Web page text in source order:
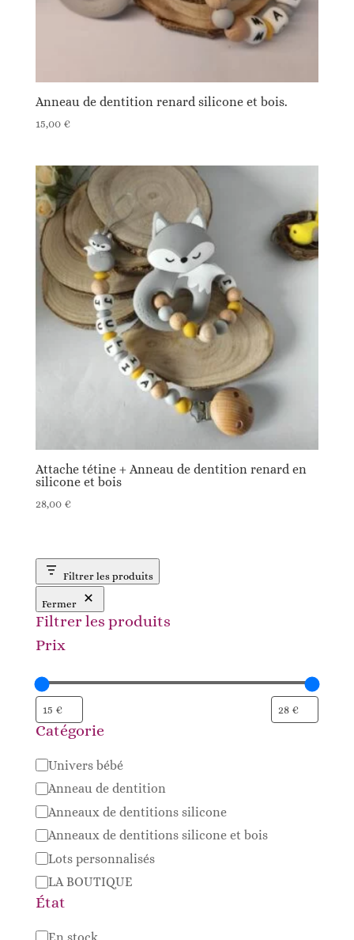
Anneau de dentition renard silicone et bois.
15,00 €
Attache tétine + Anneau de dentition renard en
silicone et bois
28,00 €
Filtrer les produits
Fermer
Filtrer les produits
Prix
Catégorie
Catégorie
Univers bébé
Anneau de dentition
Anneaux de dentitions silicone
Anneaux de dentitions silicone et bois
Lots personnalisés
LA BOUTIQUE
État
Disponibilité